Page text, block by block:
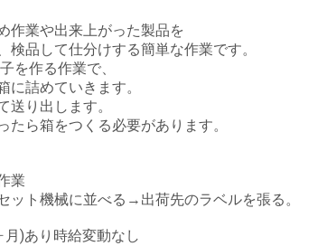
作業や出来上がった製品を
品して仕分けする簡単な作業です。
を作る作業で、
に詰めていきます。
り出します。
ら箱をつくる必要があります。
業
ト機械に並べる→出荷先のラベルを張る。
)あり時給変動なし